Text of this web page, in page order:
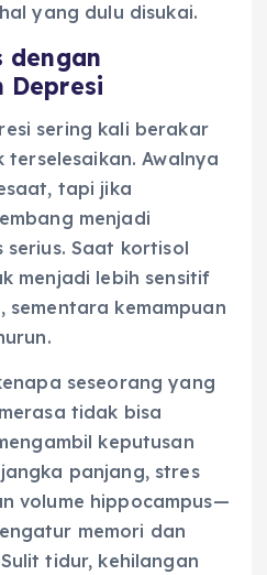
yang dulu disukai.
dengan
Depresi
sering kali berakar
Awalnya
tapi jika
menjadi
Saat kortisol
menjadi lebih sensitif
kemampuan
seseorang yang
tidak bisa
keputusan
panjang, stres
volume hippocampus—
memori dan
tidur, kehilangan